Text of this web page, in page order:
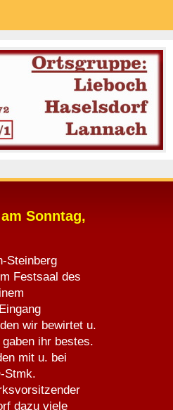
Sonntag,
Steinberg
Festsaal des
wir bewirtet u.
ihr bestes.
mit u. bei
Stmk.
dazu viele